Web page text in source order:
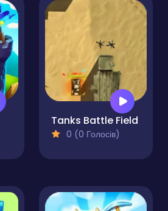
Tanks Battle Field
0 (0 Голосів)